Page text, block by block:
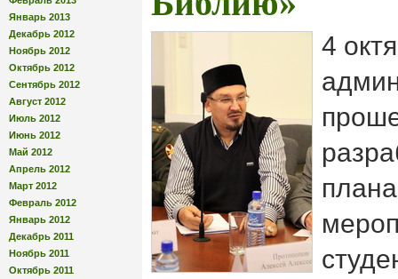
Январь 2013
Декабрь 2012
Ноябрь 2012
Октябрь 2012
Сентябрь 2012
Август 2012
Июль 2012
Июнь 2012
Май 2012
Апрель 2012
Март 2012
Февраль 2012
Январь 2012
Декабрь 2011
Ноябрь 2011
Октябрь 2011
4